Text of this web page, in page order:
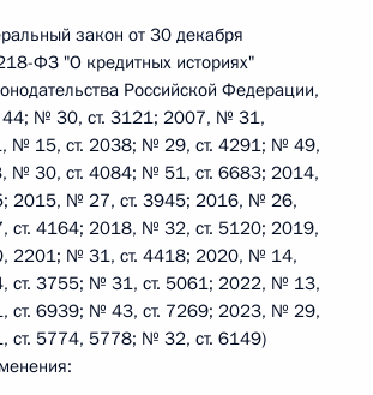
закон от 30 декабря
ФЗ "О кредитных историях"
Российской Федерации,
№ 30, ст. 3121; 2007, № 31,
№ 15, ст. 2038; № 29, ст. 4291; № 49,
№ 30, ст. 4084; № 51, ст. 6683; 2014,
2015, № 27, ст. 3945; 2016, № 26,
ст. 4164; 2018, № 32, ст. 5120; 2019,
2201; № 31, ст. 4418; 2020, № 14,
ст. 3755; № 31, ст. 5061; 2022, № 13,
ст. 6939; № 43, ст. 7269; 2023, № 29,
ст. 5774, 5778; № 32, ст. 6149)